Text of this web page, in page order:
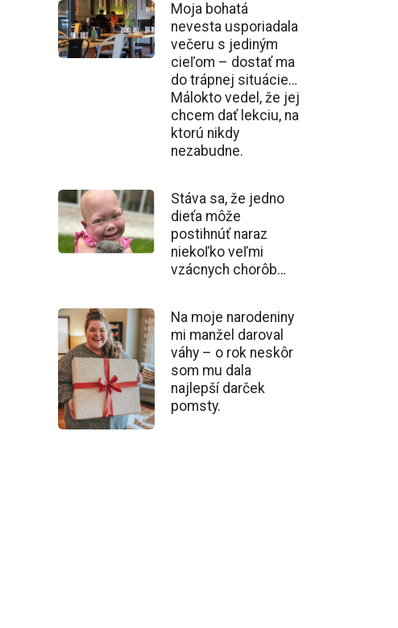
Moja bohatá
nevesta usporiadala
večeru s jediným
cieľom – dostať ma
do trápnej situácie…
Málokto vedel, že jej
chcem dať lekciu, na
ktorú nikdy
nezabudne.
Stáva sa, že jedno
dieťa môže
postihnúť naraz
niekoľko veľmi
vzácnych chorôb…
Na moje narodeniny
mi manžel daroval
váhy – o rok neskôr
som mu dala
najlepší darček
pomsty.